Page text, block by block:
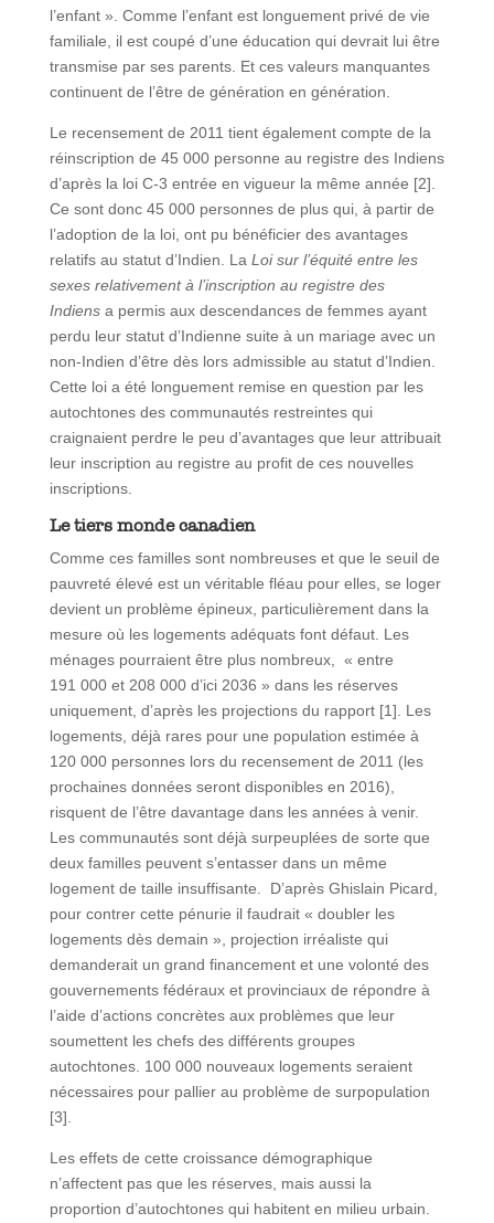
l’enfant ». Comme l’enfant est longuement privé de vie
familiale, il est coupé d’une éducation qui devrait lui être
transmise par ses parents. Et ces valeurs manquantes
continuent de l’être de génération en génération.
Le recensement de 2011 tient également compte de la
réinscription de 45 000 personne au registre des Indiens
d’après la loi C-3 entrée en vigueur la même année [2].
Ce sont donc 45 000 personnes de plus qui, à partir de
l’adoption de la loi, ont pu bénéficier des avantages
relatifs au statut d’Indien. La Loi sur l’équité entre les
sexes relativement à l’inscription au registre des
Indiensa permis aux descendances de femmes ayant
perdu leur statut d’Indienne suite à un mariage avec un
non-Indien d’être dès lors admissible au statut d’Indien.
Cette loi a été longuement remise en question par les
autochtones des communautés restreintes qui
craignaient perdre le peu d’avantages que leur attribuait
leur inscription au registre au profit de ces nouvelles
inscriptions.
Le tiers monde canadien
Comme ces familles sont nombreuses et que le seuil de
pauvreté élevé est un véritable fléau pour elles, se loger
devient un problème épineux, particulièrement dans la
mesure où les logements adéquats font défaut. Les
ménages pourraient être plus nombreux, « entre
191 000 et 208 000 d’ici 2036 » dans les réserves
uniquement, d’après les projections du rapport [1]. Les
logements, déjà rares pour une population estimée à
120 000 personnes lors du recensement de 2011 (les
prochaines données seront disponibles en 2016),
risquent de l’être davantage dans les années à venir.
Les communautés sont déjà surpeuplées de sorte que
deux familles peuvent s’entasser dans un même
logement de taille insuffisante. D’après Ghislain Picard,
pour contrer cette pénurie il faudrait « doubler les
logements dès demain », projection irréaliste qui
demanderait un grand financement et une volonté des
gouvernements fédéraux et provinciaux de répondre à
l’aide d’actions concrètes aux problèmes que leur
soumettent les chefs des différents groupes
autochtones. 100 000 nouveaux logements seraient
nécessaires pour pallier au problème de surpopulation
[3].
Les effets de cette croissance démographique
n’affectent pas que les réserves, mais aussi la
proportion d’autochtones qui habitent en milieu urbain.